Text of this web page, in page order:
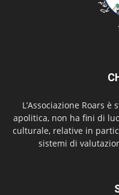
L’Associazione Roars
apolitica, non ha fini di
culturale, relative in
sistemi di